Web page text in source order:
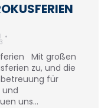
Mit großen
zu, und die
für
uns…